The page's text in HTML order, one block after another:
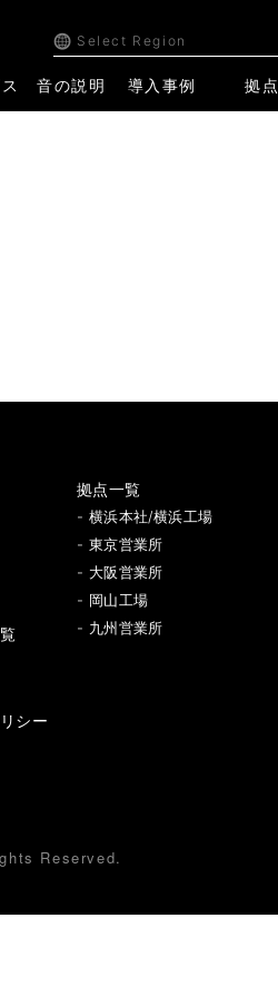
Select Region
音の説明 導入事例 拠点
シー
拠点一覧
- 横浜本社/横浜工場
- 東京営業所
- 大阪営業所
- 岡山工場
- 九州営業所
Reserved.